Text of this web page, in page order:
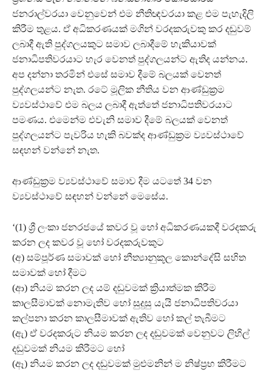
ජනරාල්වරයා වෙනුවෙන් එම නීතිඥවරයා කළ එම පැහැදිලි
කිරීම තුළය. ඒ අධිකරණයක් මගින් වරදකරුවකු කර දඬුවම්
ලබාදී ඇති පුද්ගලයකුට සමාව ලබාදීමේ හැකියාවක්
ජනාධිපතිවරයාට හැර වෙනත් පුද්ගලයන්ට ඇතිද යන්නය.
අප දන්නා තරමින් එසේ සමාව දීමේ බලයක් වෙනත්
පුද්ගලයන්ට නැත. රටේ මූලික නීතිය වන ආණ්ඩුක්‍රම
ව්‍යවස්ථාවේ එම බලය ලබාදී ඇත්තේ ජනාධිපතිවරයාට
පමණය. එමෙන්ම එවැනි සමාව දීමේ බලයක් වෙනත්
පුද්ගලයන්ට පැවරිය හැකි බවක්ද ආණ්ඩුක්‍රම ව්‍යවස්ථාවේ
සඳහන් වන්නේ නැත.
ආණ්ඩුක්‍රම ව්‍යවස්ථාවේ සමාව දීම යටතේ 34 වන
ව්‍යවස්ථාවේ සඳහන් වන්නේ මෙසේය.
‘(1) ශ්‍රී ලංකා ජනරජයේ කවර වූ හෝ අධිකරණයකදී වරදකරු
කරන ලද කවර වූ හෝ වරදකරුවකුට
(අ) සම්පූර්ණ සමාවක් හෝ නීත්‍යානුකූල කොන්දේසි සහිත
සමාවක් හෝ දීමට
(ආ) නියම කරන ලද යම් දඬුවමක් ක්‍රියාත්මක කිරීම
කාලසීමාවක් නොමැතිව හෝ සුදුසු යැයි ජනාධිපතිවරයා
කල්පනා කරන කාලසීමාවක් ඇතිව හෝ කල් තැබීමට
(ඇ) ඒ වරදකරුට නියම කරන ලද දඬුවමක් වෙනුවට ලිහිල්
දඬුවමක් නියම කිරීමට හෝ
(ඈ) නියම කරන ලද දඬුවමක් මුළුමනින් ම නිෂ්ප්‍රභ කිරීමට